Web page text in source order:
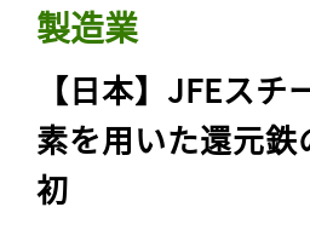
製造業
【日本】JFEス
素を用いた還元
初